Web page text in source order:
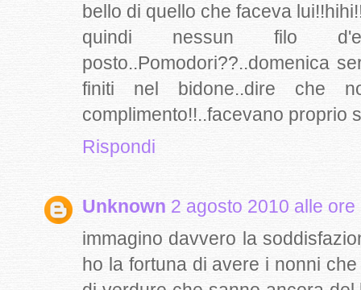
bello di quello che faceva
quindi nessun filo
posto..Pomodori??..domenica
finiti nel bidone..dire che
complimento!!..facevano proprio
Rispondi
Unknown 2 agosto 2010 alle ore
immagino davvero la
ho la fortuna di avere i nonni